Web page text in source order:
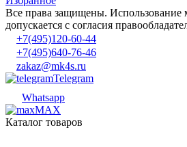
Все права защищены. Использование
допускается с согласия
+7(495)120-60-44
+7(495)640-76-46
zakaz@mk4s.ru
Telegram
Whatsapp
MAX
Каталог товаров